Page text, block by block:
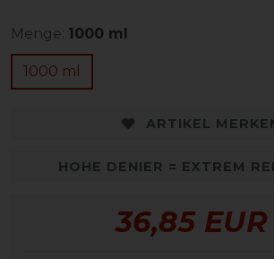
Menge: 1000 ml
1000 ml
ARTIKEL
HOHE DENIER = EXTREM
36,85 EUR